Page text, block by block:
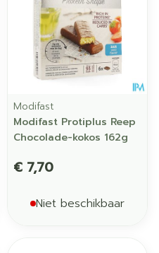
Modifast
Modifast Protiplus Reep
Chocolade-kokos 162g
€ 7,70
Niet beschikbaar